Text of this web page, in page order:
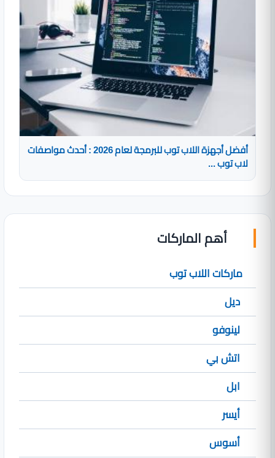
أفضل أجهزة اللاب توب للبرمجة لعام 2026 : أحدث مواصفات
لاب توب ...
أهم الماركات
ماركات اللاب توب
ديل
لينوفو
اتش بي
ابل
أيسر
أسوس